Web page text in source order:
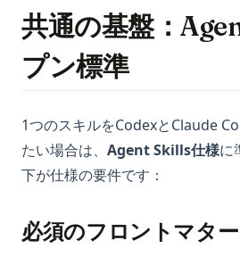
共通の基盤：
プン標準
1つのスキルをCodexとClaude
たい場合は、 Agent Skills仕様に
下が仕様の要件です：
必須のフロントマタ